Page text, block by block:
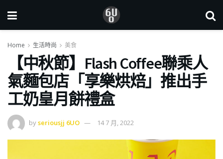
Home 生活時尚 美食
【中秋節】Flash Coffee聯乘人
氣麵包店「享樂烘焙」推出手
工奶皇月餅禮盒
byseriousjj 6UO 14 7 月, 2022